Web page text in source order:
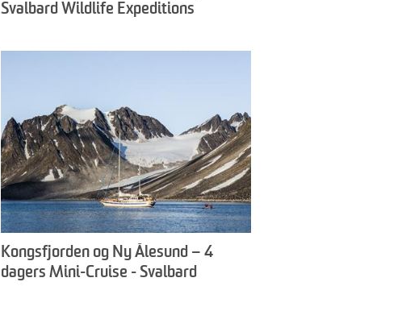
Svalbard Wildlife Expeditions
Kongsfjorden og Ny Ålesund – 4
dagers Mini-Cruise - Svalbard